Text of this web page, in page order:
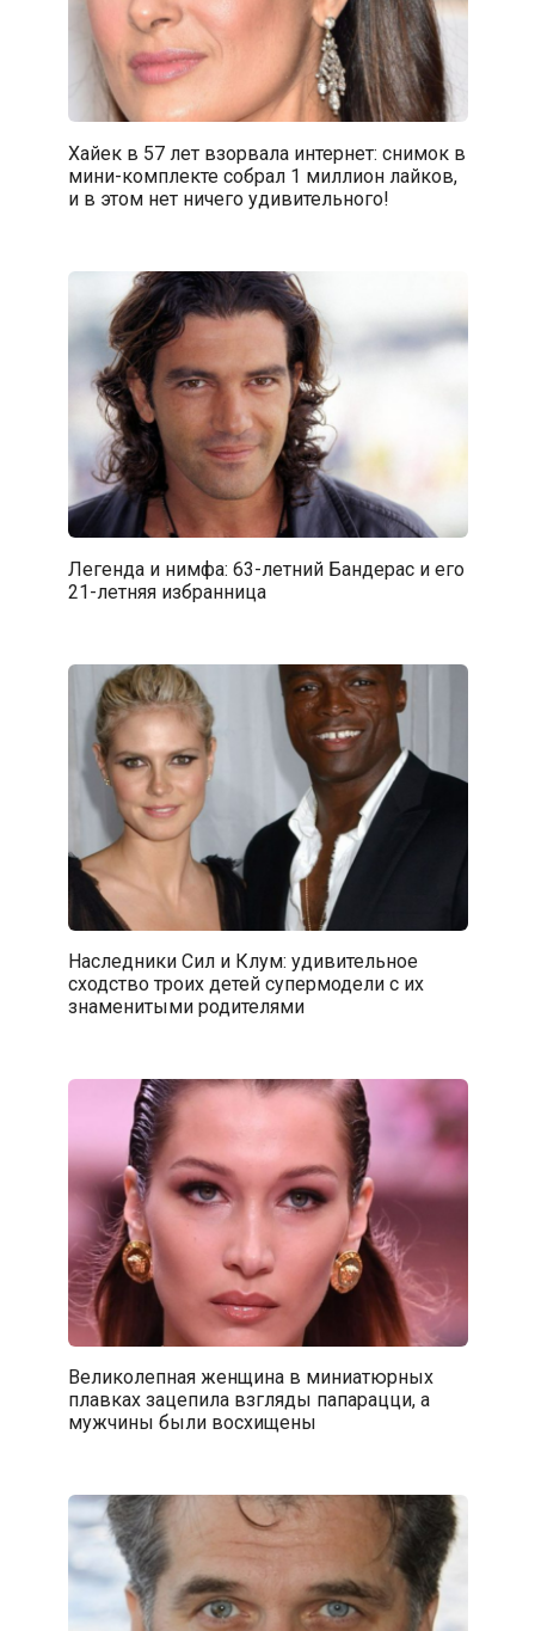
Хайек в 57 лет взорвала интернет: снимок в
мини-комплекте собрал 1 миллион лайков,
и в этом нет ничего удивительного!
Легенда и нимфа: 63-летний Бандерас и его
21-летняя избранница
Наследники Сил и Клум: удивительное
сходство троих детей супермодели с их
знаменитыми родителями
Великолепная женщина в миниатюрных
плавках зацепила взгляды папарацци, а
мужчины были восхищены